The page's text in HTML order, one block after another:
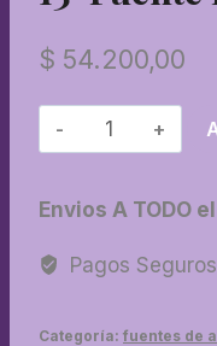
$ 54.200,00
13-
Fuente
con
cantidad
Envios A TODO
Pagos Seguros
Categoría: fuentes de